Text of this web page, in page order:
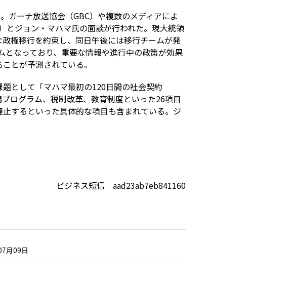
ガーナ放送協会（GBC）や複数のメディアによ
とジョン・マハマ氏の面談が行われた。現大統領
権移行を約束し、同日午後には移行チームが発
なっており、重要な情報や進行中の政策が効果
とが予測されている。
として「マハマ最初の120日間の社会契約
プログラム、税制改革、教育制度といった26項目
するといった具体的な項目も含まれている。ジ
ビジネス短信 aad23ab7eb841160
月09日